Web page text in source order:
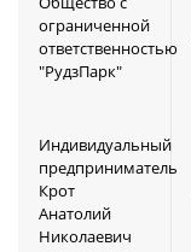
ограниченной
ответственностью
"РудзПарк"
Индивидуальный
предприниматель
Крот
Анатолий
Николаевич